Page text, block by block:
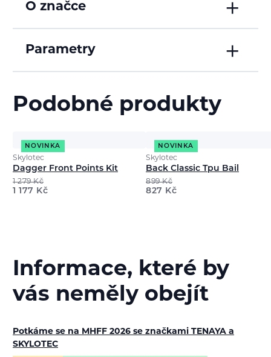
O značce
Parametry
Podobné produkty
NOVINKA
Skylotec
Dagger Front Points Kit
1 279Kč
1 177 Kč
NOVINKA
Skylotec
Back Classic Tpu Bail
899Kč
827 Kč
Informace, které by
vás neměly obejít
Potkáme se na MHFF 2026 se značkami TENAYA a
SKYLOTEC